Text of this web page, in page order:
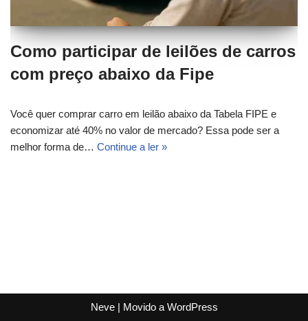
Como participar de leilões de carros
com preço abaixo da Fipe
Você quer comprar carro em leilão abaixo da Tabela FIPE e
economizar até 40% no valor de mercado? Essa pode ser a
melhor forma de… Continue a ler »
Neve| Movido a WordPress